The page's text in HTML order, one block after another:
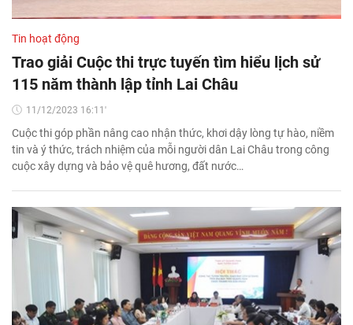
Tin hoạt động
Trao giải Cuộc thi trực tuyến tìm hiểu lịch sử
115 năm thành lập tỉnh Lai Châu
11/12/2023 16:11'
Cuộc thi góp phần nâng cao nhận thức, khơi dậy lòng tự hào, niềm
tin và ý thức, trách nhiệm của mỗi người dân Lai Châu trong công
cuộc xây dựng và bảo vệ quê hương, đất nước…